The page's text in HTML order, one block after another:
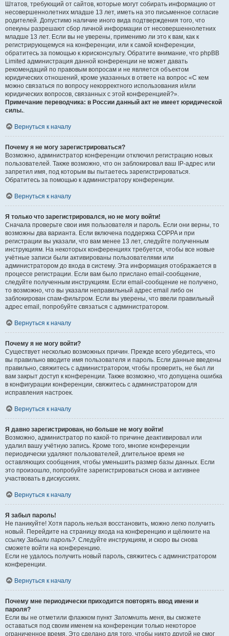
Штатов, требующий от сайтов, которые могут собирать информацию от
несовершеннолетних младше 13 лет, иметь на это письменное согласие
родителей. Допустимо наличие иного вида подтверждения того, что
опекуны разрешают сбор личной информации от несовершеннолетних
младше 13 лет. Если вы не уверены, применимо ли это к вам, как к
регистрирующемуся на конференции, или к самой конференции,
обратитесь за помощью к юрисконсульту. Обратите внимание, что phpBB
Limited администрация данной конференции не может давать
рекомендаций по правовым вопросам и не является объектом
юридических отношений, кроме указанных в ответе на вопрос «С кем
можно связаться по вопросу некорректного использования и/или
юридических вопросов, связанных с этой конференцией?».
Примечание переводчика: в России данный акт не имеет юридической
силы..
Вернуться к началу
Почему я не могу зарегистрироваться?
Возможно, администратор конференции отключил регистрацию новых
пользователей. Также возможно, что он заблокировал ваш IP-адрес или
запретил имя, под которым вы пытаетесь зарегистрироваться.
Обратитесь за помощью к администратору конференции.
Вернуться к началу
Я только что зарегистрировался, но не могу войти!
Сначала проверьте свои имя пользователя и пароль. Если они верны, то
возможны два варианта. Если включена поддержка COPPA и при
регистрации вы указали, что вам менее 13 лет, следуйте полученным
инструкциям. На некоторых конференциях требуется, чтобы все новые
учётные записи были активированы пользователями или
администратором до входа в систему. Эта информация отображается в
процессе регистрации. Если вам было прислано email-сообщение,
следуйте полученным инструкциям. Если email-сообщение не получено,
то возможно, что вы указали неправильный адрес email либо он
заблокирован спам-фильтром. Если вы уверены, что ввели правильный
адрес email, попробуйте связаться с администратором.
Вернуться к началу
Почему я не могу войти?
Существует несколько возможных причин. Прежде всего убедитесь, что
вы правильно вводите имя пользователя и пароль. Если данные введены
правильно, свяжитесь с администратором, чтобы проверить, не был ли
вам закрыт доступ к конференции. Также возможно, что допущена ошибка
в конфигурации конференции, свяжитесь с администратором для
исправления настроек.
Вернуться к началу
Я давно зарегистрирован, но больше не могу войти!
Возможно, администратор по какой-то причине деактивировал или
удалил вашу учётную запись. Кроме того, многие конференции
периодически удаляют пользователей, длительное время не
оставляющих сообщения, чтобы уменьшить размер базы данных. Если
это произошло, попробуйте зарегистрироваться снова и активнее
участвовать в дискуссиях.
Вернуться к началу
Я забыл пароль!
Не паникуйте! Хотя пароль нельзя восстановить, можно легко получить
новый. Перейдите на страницу входа на конференцию и щёлкните на
ссылку Забыли пароль?. Следуйте инструкциям, и скоро вы снова
сможете войти на конференцию.
Если не удалось получить новый пароль, свяжитесь с администратором
конференции.
Вернуться к началу
Почему мне периодически приходится повторять ввод имени и
пароля?
Если вы не отметили флажком пункт Запомнить меня, вы сможете
оставаться под своим именем на конференции только некоторое
ограниченное время. Это сделано для того, чтобы никто другой не смог